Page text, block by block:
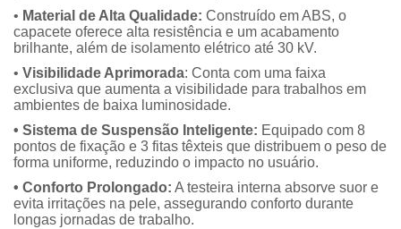
• Material de Alta Qualidade: Construído em ABS, o
capacete oferece alta resistência e um acabamento
brilhante, além de isolamento elétrico até 30 kV.
• Visibilidade Aprimorada: Conta com uma faixa
exclusiva que aumenta a visibilidade para trabalhos em
ambientes de baixa luminosidade.
• Sistema de Suspensão Inteligente: Equipado com 8
pontos de fixação e 3 fitas têxteis que distribuem o peso de
forma uniforme, reduzindo o impacto no usuário.
• Conforto Prolongado: A testeira interna absorve suor e
evita irritações na pele, assegurando conforto durante
longas jornadas de trabalho.